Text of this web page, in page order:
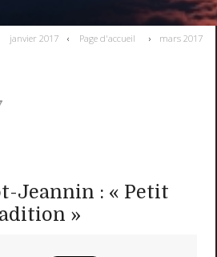
janvier 2017 Page d'accueil mars 2017
Jeannin : « Petit
»